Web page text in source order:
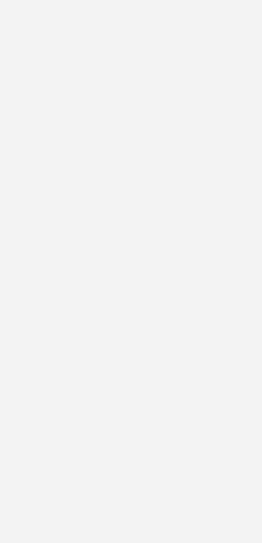
auch wenn es durch den
einfacher geworden ist. Doch
hoher Aufwand gegenüber,
von Bestandsgebäuden, die immer
komplexe Abrechnung
könne durch vereinfachte
auf Hochhäusern noch
tun, betonen die Entwickler
der EEG-Novelle für den
Ausgabe von
lesen. (su)